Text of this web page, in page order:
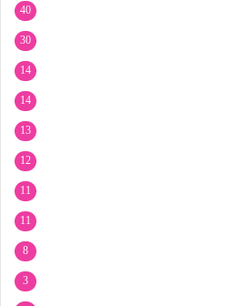
40
30
14
14
13
12
11
11
8
3